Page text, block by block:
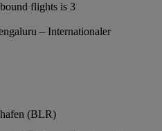
flights is 3
– Internationaler
(BLR)